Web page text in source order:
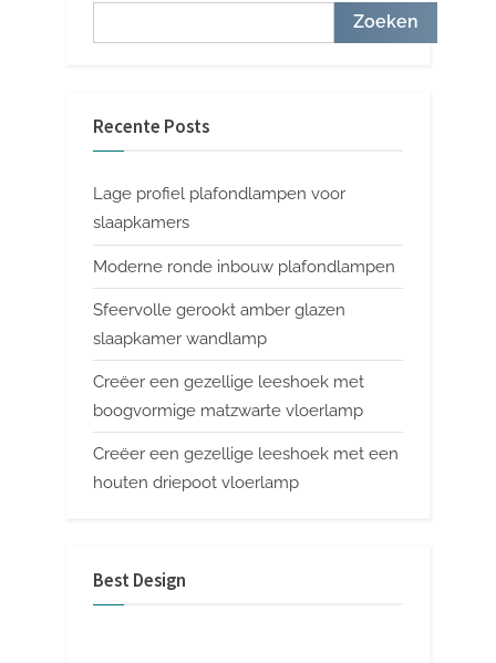
Zoeken
Recente Posts
Lage profiel plafondlampen voor
slaapkamers
Moderne ronde inbouw plafondlampen
Sfeervolle gerookt amber glazen
slaapkamer wandlamp
Creëer een gezellige leeshoek met
boogvormige matzwarte vloerlamp
Creëer een gezellige leeshoek met een
houten driepoot vloerlamp
Best Design